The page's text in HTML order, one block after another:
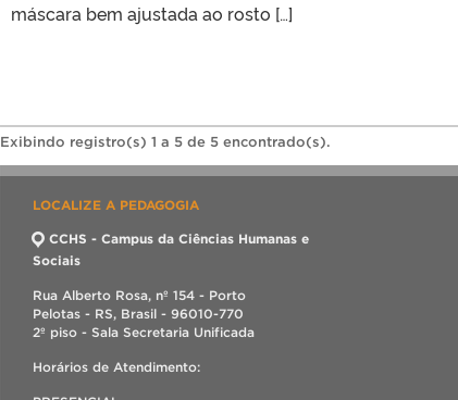
máscara bem ajustada ao rosto […]
Exibindo registro(s) 1 a 5 de 5 encontrado(s).
LOCALIZE A PEDAGOGIA
CCHS - Campus da Ciências Humanas e
Sociais
Rua Alberto Rosa, nº 154 - Porto
Pelotas - RS, Brasil - 96010-770
2º piso - Sala Secretaria Unificada
Horários de Atendimento: